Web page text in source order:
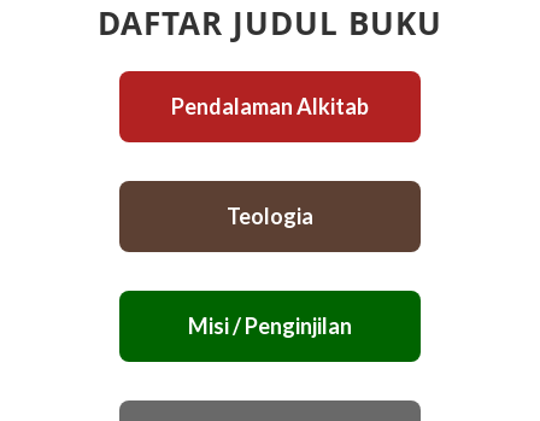
DAFTAR JUDUL BUKU
Pendalaman Alkitab
Teologia
Misi / Penginjilan